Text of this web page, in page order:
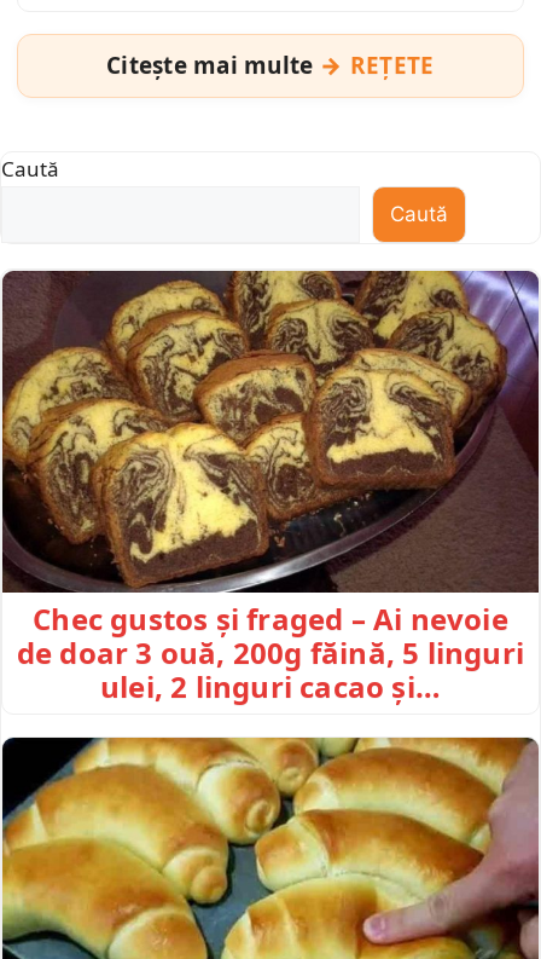
Citește mai multe REȚETE
Caută
Caută
Chec gustos și fraged – Ai nevoie
de doar 3 ouă, 200g făină, 5 linguri
ulei, 2 linguri cacao și…